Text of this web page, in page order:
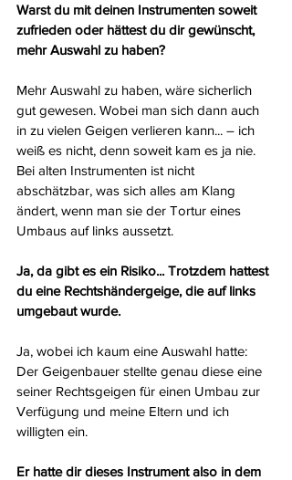
Warst du mit deinen Instrumenten soweit
zufrieden oder hättest du dir gewünscht,
mehr Auswahl zu haben?
Mehr Auswahl zu haben, wäre sicherlich
gut gewesen. Wobei man sich dann auch
in zu vielen Geigen verlieren kann... – ich
weiß es nicht, denn soweit kam es ja nie.
Bei alten Instrumenten ist nicht
abschätzbar, was sich alles am Klang
ändert, wenn man sie der Tortur eines
Umbaus auf links aussetzt.
Ja, da gibt es ein Risiko... Trotzdem hattest
du eine Rechtshändergeige, die auf links
umgebaut wurde.
Ja, wobei ich kaum eine Auswahl hatte:
Der Geigenbauer stellte genau diese eine
seiner Rechtsgeigen für einen Umbau zur
Verfügung und meine Eltern und ich
willigten ein.
Er hatte dir dieses Instrument also in dem